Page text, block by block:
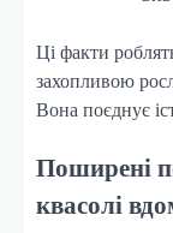
Ці факти
захопливою
Вона поєднує
Поширені
квасолі